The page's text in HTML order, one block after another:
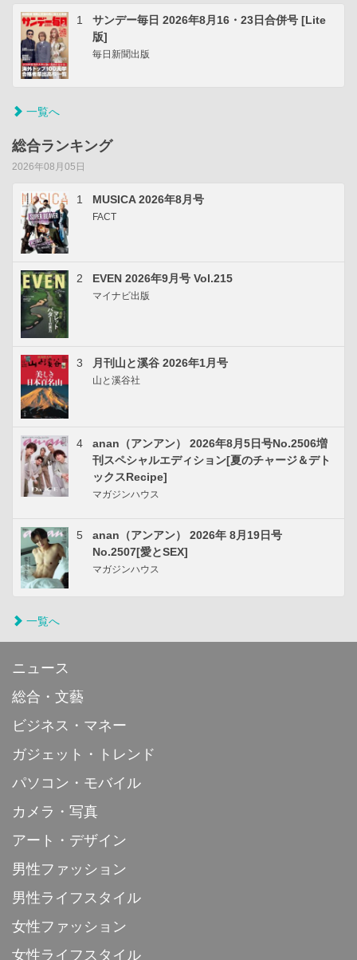
1
サンデー毎日 2026年8月16・23日合併号 [Lite
版]
毎日新聞出版
一覧へ
総合ランキング
2026年08月05日
1 MUSICA 2026年8月号
FACT
2 EVEN 2026年9月号 Vol.215
マイナビ出版
3 月刊山と溪谷 2026年1月号
山と溪谷社
4
anan（アンアン） 2026年8月5日号No.2506増
刊スペシャルエディション[夏のチャージ＆デト
ックスRecipe]
マガジンハウス
5
anan（アンアン） 2026年 8月19日号
No.2507[愛とSEX]
マガジンハウス
一覧へ
ニュース
総合・文藝
ビジネス・マネー
ガジェット・トレンド
パソコン・モバイル
カメラ・写真
アート・デザイン
男性ファッション
男性ライフスタイル
女性ファッション
女性ライフスタイル